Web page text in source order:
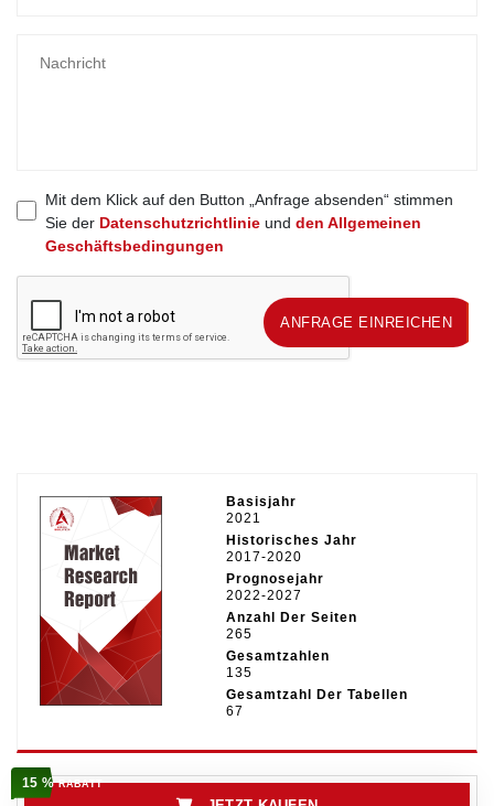
Mit dem Klick auf den Button „Anfrage absenden“ stimmen
Sie der Datenschutzrichtlinieund den Allgemeinen
Geschäftsbedingungen
ANFRAGE EINREICHEN ANFRAGE EINREICHEN
Basisjahr
2021
Historisches Jahr
2017-2020
Prognosejahr
2022-2027
Anzahl Der Seiten
265
Gesamtzahlen
135
Gesamtzahl Der Tabellen
67
15 %RABATT